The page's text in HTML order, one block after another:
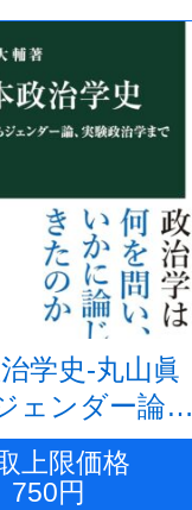
学史-丸山眞
ェンダー論、
治学まで
上限価格
750円